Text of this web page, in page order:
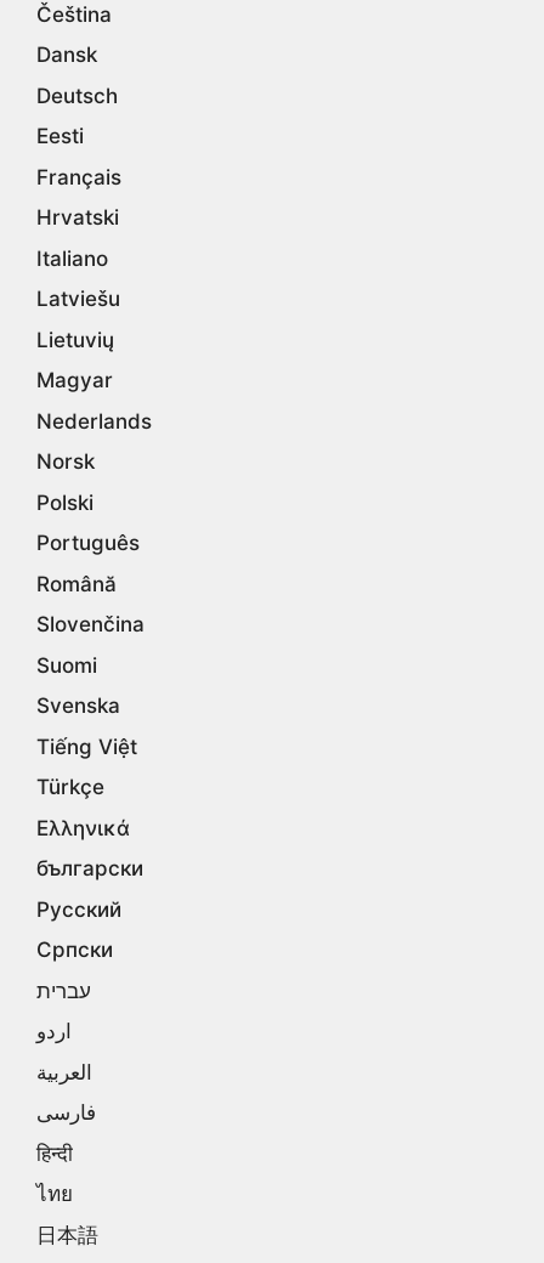
Čeština
Dansk
Deutsch
Eesti
Français
Hrvatski
Italiano
Latviešu
Lietuvių
Magyar
Nederlands
Norsk
Polski
Português
Română
Slovenčina
Suomi
Svenska
Tiếng Việt
Türkçe
Ελληνικά
български
Русский
Српски
עברית
اردو
العربية
فارسی
हिन्दी
ไทย
日本語